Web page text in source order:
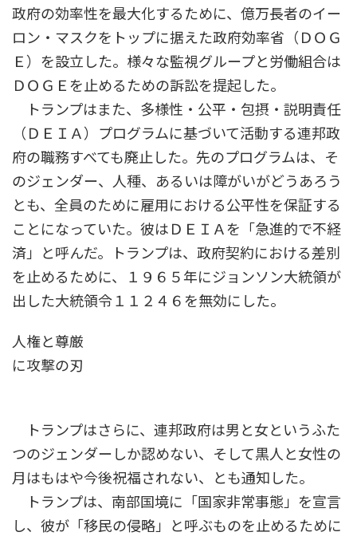
政府の効率性を最大化するために、億万長者のイー
ロン・マスクをトップに据えた政府効率省（ＤＯＧ
Ｅ）を設立した。様々な監視グループと労働組合は
ＤＯＧＥを止めるための訴訟を提起した。
トランプはまた、多様性・公平・包摂・説明責任
（ＤＥＩＡ）プログラムに基づいて活動する連邦政
府の職務すべても廃止した。先のプログラムは、そ
のジェンダー、人種、あるいは障がいがどうあろう
とも、全員のために雇用における公平性を保証する
ことになっていた。彼はＤＥＩＡを「急進的で不経
済」と呼んだ。トランプは、政府契約における差別
を止めるために、１９６５年にジョンソン大統領が
出した大統領令１１２４６を無効にした。
人権と尊厳
に攻撃の刃
トランプはさらに、連邦政府は男と女というふた
つのジェンダーしか認めない、そして黒人と女性の
月はもはや今後祝福されない、とも通知した。
トランプは、南部国境に「国家非常事態」を宣言
し、彼が「移民の侵略」と呼ぶものを止めるために